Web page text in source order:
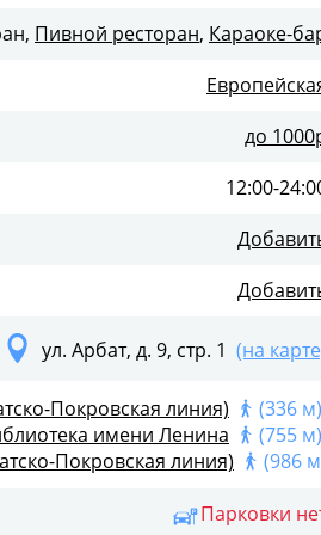
зал - 100 человек и малый -
работает в теплое время
Пивной ресторан, Караоке-
до
12:00-
ул. Арбат, д. 9, стр. 1 (на
Покровская линия)
(336 м)
имени Ленина
(755 м)
Покровская линия)
(986
Парковки